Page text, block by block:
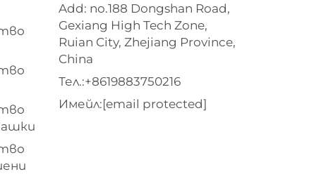
Add: no.188 Dongshan Road,
Gexiang High Tech Zone,
Ruian City, Zhejiang Province,
China
Тел.:+8619883750216
Имейл:[email protected]